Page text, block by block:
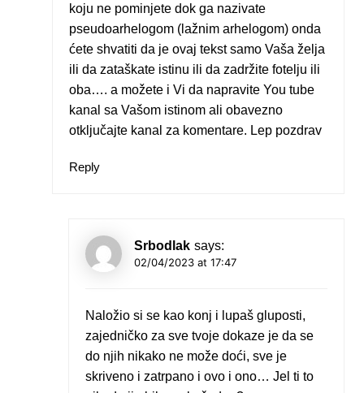
koju ne pominjete dok ga nazivate
pseudoarhelogom (lažnim arhelogom) onda
ćete shvatiti da je ovaj tekst samo Vaša želja
ili da zataškate istinu ili da zadržite fotelju ili
oba…. a možete i Vi da napravite You tube
kanal sa Vašom istinom ali obavezno
otključajte kanal za komentare. Lep pozdrav
Reply
Srbodlak says:
02/04/2023 at 17:47
Naložio si se kao konj i lupaš gluposti,
zajedničko za sve tvoje dokaze je da se
do njih nikako ne može doći, sve je
skriveno i zatrpano i ovo i ono… Jel ti to